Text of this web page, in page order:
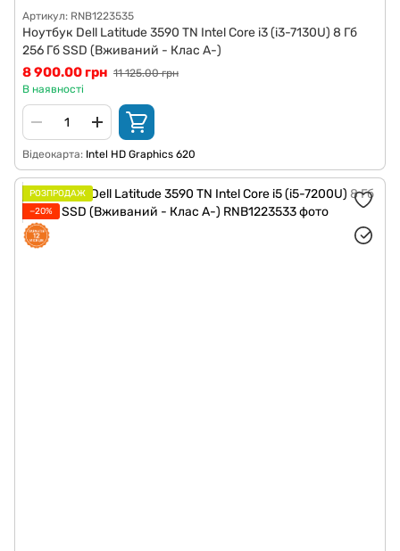
Артикул: RNB1223535
Ноутбук Dell Latitude 3590 TN Intel Core i3 (i3-7130U) 8 Гб
256 Гб SSD (Вживаний - Клас A-)
8 900.00 грн 11 125.00 грн
В наявності
Відеокарта Intel HD Graphics 620
РОЗПРОДАЖ
−20%